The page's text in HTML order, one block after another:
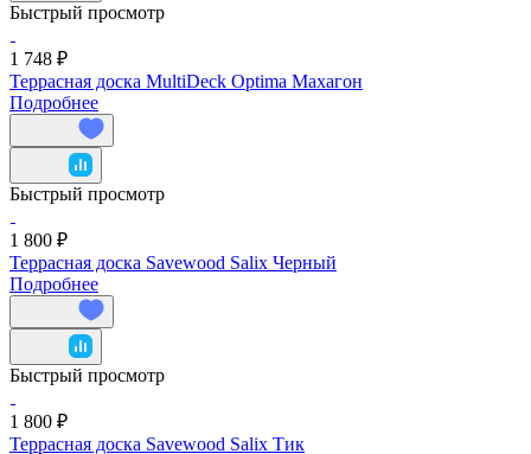
Быстрый просмотр
1 748 ₽
Террасная доска MultiDeck Optima Махагон
Подробнее
Быстрый просмотр
1 800 ₽
Террасная доска Savewood Salix Черный
Подробнее
Быстрый просмотр
1 800 ₽
Террасная доска Savewood Salix Тик